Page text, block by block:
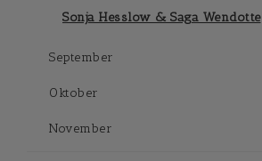
Sonja Hesslow & Saga Wendotte
September
Oktober
November